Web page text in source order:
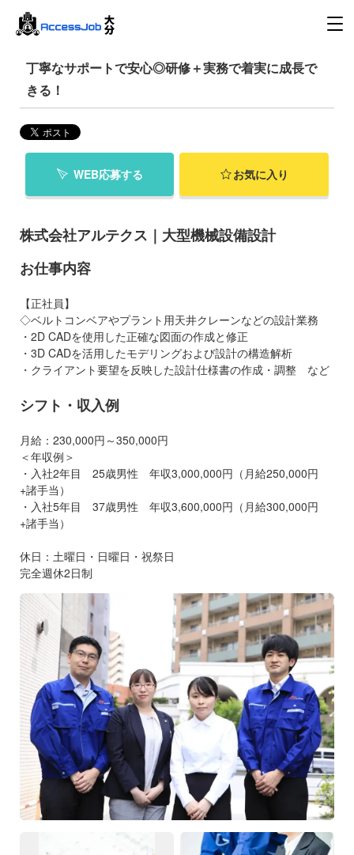
丁寧なサポートで安心◎研修＋実務で着実に成長で
きる！
WEB応募する お気に入り
株式会社アルテクス｜大型機械設備設計
お仕事内容
【正社員】
◇ベルトコンベアやプラント用天井クレーンなどの設計業務
・2D CADを使用した正確な図面の作成と修正
・3D CADを活用したモデリングおよび設計の構造解析
・クライアント要望を反映した設計仕様書の作成・調整 など
シフト・収入例
月給：230,000円～350,000円
＜年収例＞
・入社2年目 25歳男性 年収3,000,000円（月給250,000円
+諸手当）
・入社5年目 37歳男性 年収3,600,000円（月給300,000円
+諸手当）
休日：土曜日・日曜日・祝祭日
完全週休2日制